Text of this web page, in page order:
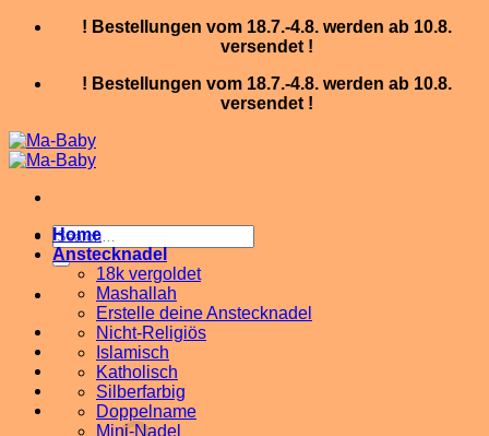
Skip
! Bestellungen vom 18.7.-4.8. werden ab 10.8.
versendet !
! Bestellungen vom 18.7.-4.8. werden ab 10.8.
versendet !
Search
for:
Home
Anstecknadel
18k vergoldet
Mashallah
Erstelle deine Anstecknadel
Nicht-Religiös
Islamisch
Katholisch
Silberfarbig
Doppelname
Mini-Nadel